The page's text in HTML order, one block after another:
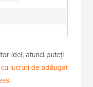
idei, atunci puteți
lucruri de adăugat
.